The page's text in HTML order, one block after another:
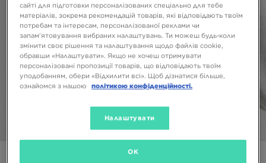
NEW ERA КЕПКА WASHED SCRIPT 920 METS NEW YORK
сайті для підготовки персоналізованих спеціально для тебе
матеріалів, зокрема рекомендацій товарів, які відповідають твоїм
потребам та інтересам, персоналізованої реклами чи
запам’ятовування вибраних налаштувань. Ти можеш будь-коли
змінити своє рішення та налаштування щодо файлів cookie,
обравши «Налаштувати». Якщо не хочеш отримувати
персоналізовані пропозиції товарів, що відповідають твоїм
уподобанням, обери «Відхилити всі». Щоб дізнатися більше,
ознайомся з нашою
політикою конфіденційності.
Налаштувати
OK